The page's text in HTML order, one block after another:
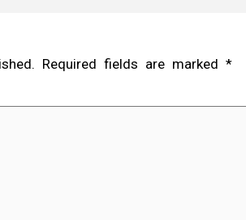
Required fields are marked *